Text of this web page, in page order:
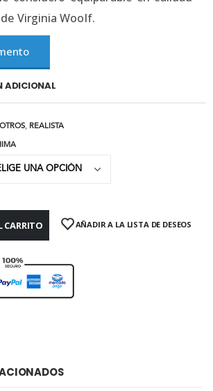
Virginia Woolf.
ADICIONAL
OTROS, REALISTA
CARRITO AÑADIR A LA LISTA DE DESEOS